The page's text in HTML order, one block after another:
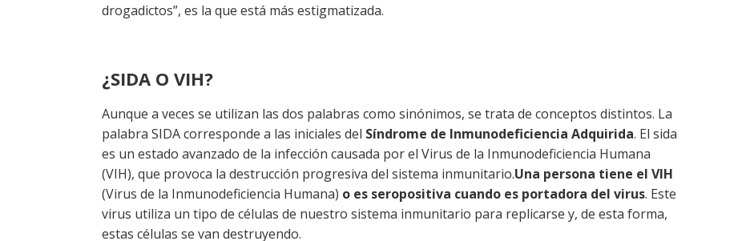
drogadictos”, es la que está más estigmatizada.
¿SIDA O VIH?
Aunque a veces se utilizan las dos palabras como sinónimos, se trata de conceptos distintos. La
palabra SIDA corresponde a las iniciales del Síndrome de Inmunodeficiencia Adquirida. El sida
es un estado avanzado de la infección causada por el Virus de la Inmunodeficiencia Humana
(VIH), que provoca la destrucción progresiva del sistema inmunitario.Una persona tiene el VIH
(Virus de la Inmunodeficiencia Humana) o es seropositiva cuando es portadora del virus. Este
virus utiliza un tipo de células de nuestro sistema inmunitario para replicarse y, de esta forma,
estas células se van destruyendo.